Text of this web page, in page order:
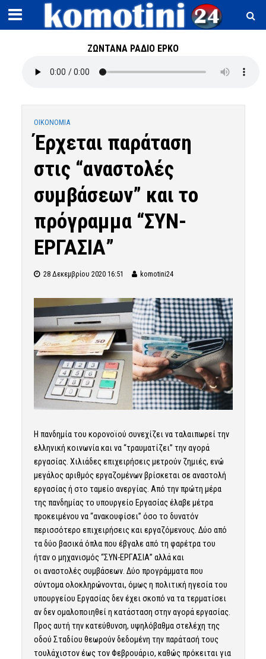
ΖΩΝΤΑΝΑ ΡΑΔΙΟ ΕΡΚΟ
OIKONOMIA
Έρχεται παράταση
στις “αναστολές
συμβάσεων” και το
πρόγραμμα “ΣΥΝ-
ΕΡΓΑΣΙΑ”
28 Δεκεμβρίου 2020 16:51 komotini24
Η πανδημία του κορονοϊού συνεχίζει να ταλαιπωρεί την
ελληνική κοινωνία και να “τραυματίζει” την αγορά
εργασίας. Χιλιάδες επιχειρήσεις μετρούν ζημιές, ενώ
μεγάλος αριθμός εργαζομένων βρίσκεται σε αναστολή
εργασίας ή στο ταμείο ανεργίας. Από την πρώτη μέρα
της πανδημίας το υπουργείο Εργασίας έλαβε μέτρα
προκειμένου να “ανακουφίσει” όσο το δυνατόν
περισσότερο επιχειρήσεις και εργαζόμενους. Δύο από
τα δύο βασικά όπλα που έβγαλε από τη φαρέτρα του
ήταν ο μηχανισμός“ΣΥΝ-ΕΡΓΑΣΙΑ” αλλά και
οι αναστολές συμβάσεων. Δύο προγράμματα που
σύντομα ολοκληρώνονται, όμως η πολιτική ηγεσία του
υπουργείου Εργασίας δεν έχει σκοπό να τα τερματίσει
αν δεν ομαλοποιηθεί η κατάσταση στην αγορά εργασίας.
Προς αυτή την κατεύθυνση, υψηλόβαθμα στελέχη της
οδού Σταδίου θεωρούν δεδομένη την παράτασή τους
τουλάχιστον έως τον Φεβρουάριο, καθώς πρόκειται για